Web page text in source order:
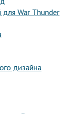
War Thunder
дизайна